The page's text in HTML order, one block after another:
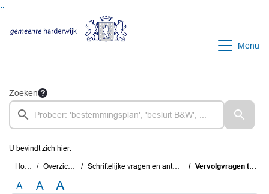
Menu
Zoeken
U bevindt zich hier:
Home Overzichten Schriftelijke vragen en antwoorden Vervolgvragen theater
A A A